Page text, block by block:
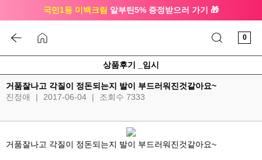
국민1등 미백크림 알부틴5% 증정받으러 가기 🎁
0
상품후기 _임시
거품잘나고 각질이 정돈되는지 발이 부드러워진것같아요~
진정애
| 2017-06-04 | 조회수 7333
거품잘나고 각질이 정돈되는지 발이 부드러워진것같아요~